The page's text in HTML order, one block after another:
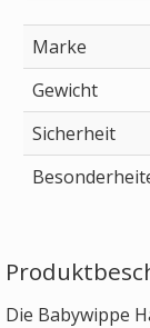
Marke
Gewicht
Sicherheit
Die Babywippe